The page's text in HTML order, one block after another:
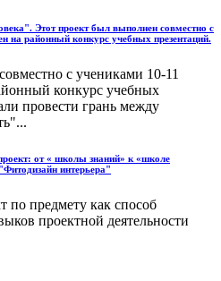
Этот проект был выполнен совместно с
на районный конкурс учебных презентаций.
с учениками 10-11
конкурс учебных
провести грань между
от « школы знаний» к «школе
интерьера"
по предмету как способ
проектной деятельности